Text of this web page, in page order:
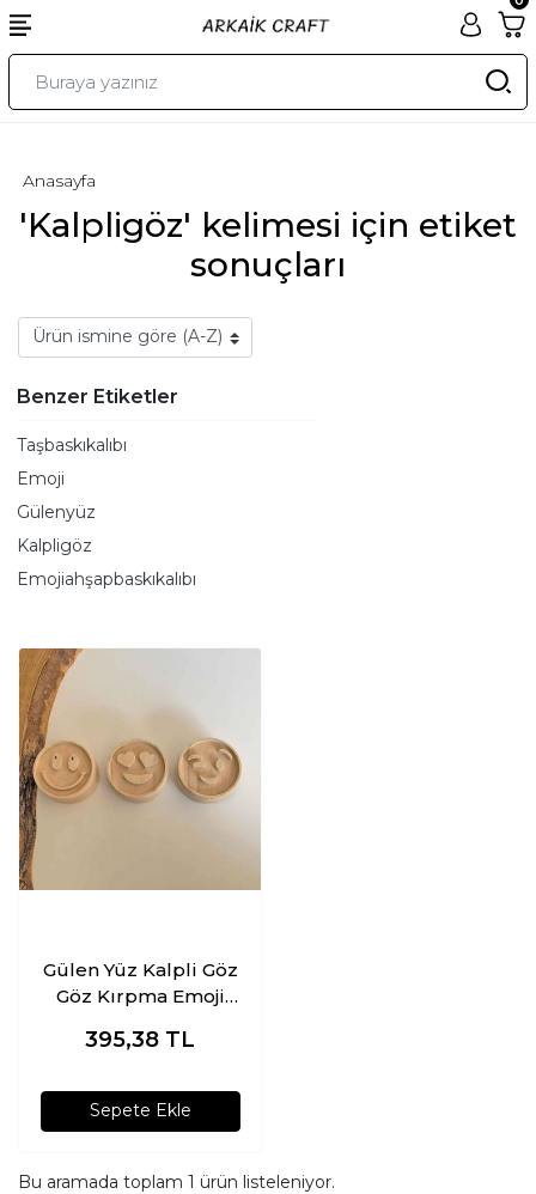
'Kalpligöz' kelimesi için etiket
sonuçları
Anasayfa
Benzer Etiketler
Taşbaskıkalıbı
Emoji
Gülenyüz
Kalpligöz
Emojiahşapbaskıkalıbı
Gülen Yüz Kalpli Göz
Göz Kırpma Emoji
Kalıbı
395,38 TL
Sepete Ekle
Bu aramada toplam 1 ürün listeleniyor.